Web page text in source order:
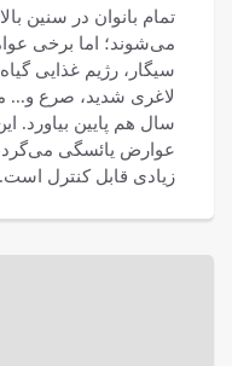
تمام بانوان در سنین
می‌شوند؛ اما برخی
سیگار، رژیم غذایی
سال هم پایین بیاورد.
عوارض یائسگی
زیادی قابل کنترل است.